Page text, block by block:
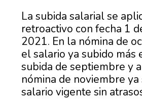
La subida salarial se
retroactivo con fecha 1
2021. En la nómina de
el salario ya subido más
subida de septiembre y
nómina de noviembre
salario vigente sin